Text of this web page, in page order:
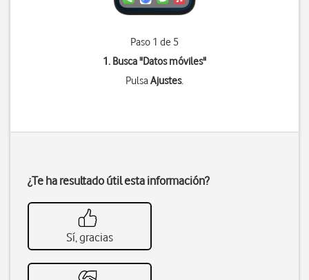
Paso 1 de 5
1. Busca "Datos móviles"
PulsaAjustes.
¿Te ha resultado útil esta información?
Sí, gracias